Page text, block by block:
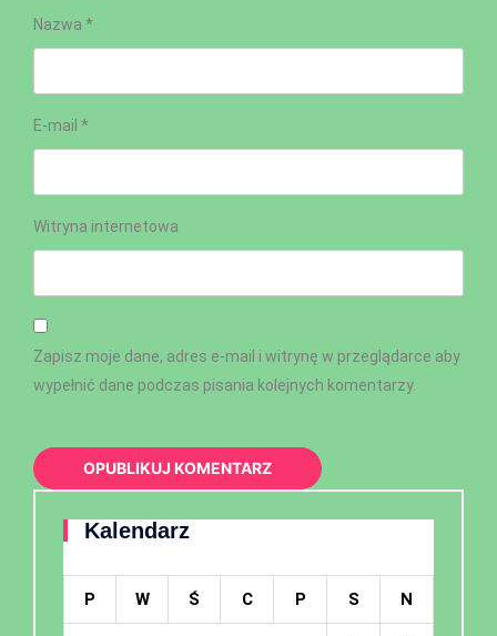
Nazwa *
E-mail *
Witryna internetowa
Zapisz moje dane, adres e-mail i witrynę w przeglądarce aby
wypełnić dane podczas pisania kolejnych komentarzy.
Kalendarz
P W Ś C P S N